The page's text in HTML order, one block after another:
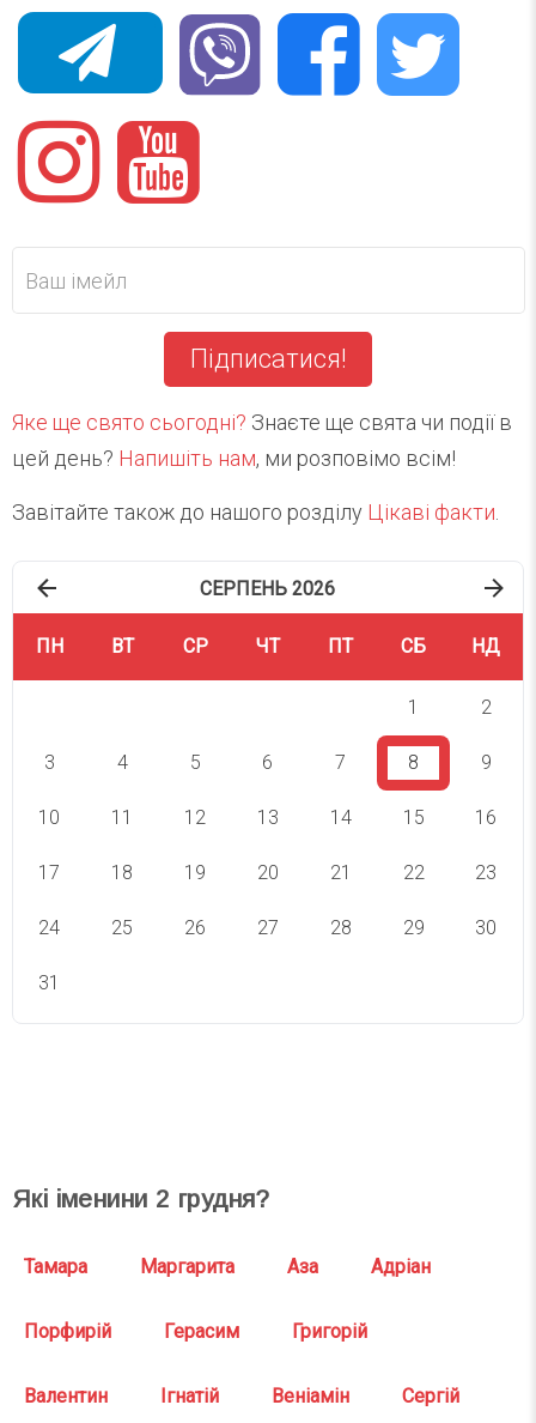
Підписатися!
Яке ще свято сьогодні? Знаєте ще свята чи події в
цей день? Напишіть нам, ми розповімо всім!
Завітайте також до нашого розділу Цікаві факти
СЕРПЕНЬ 2026
ПН ВТ СР ЧТ ПТ СБ НД
1 2
3 4 5 6 7 8 9
10 11 12 13 14 15 16
17 18 19 20 21 22 23
24 25 26 27 28 29 30
31
Які іменини 2 грудня?
Тамара Маргарита Аза Адріан
Порфирій Герасим Григорій
Валентин Ігнатій Веніамін Сергій